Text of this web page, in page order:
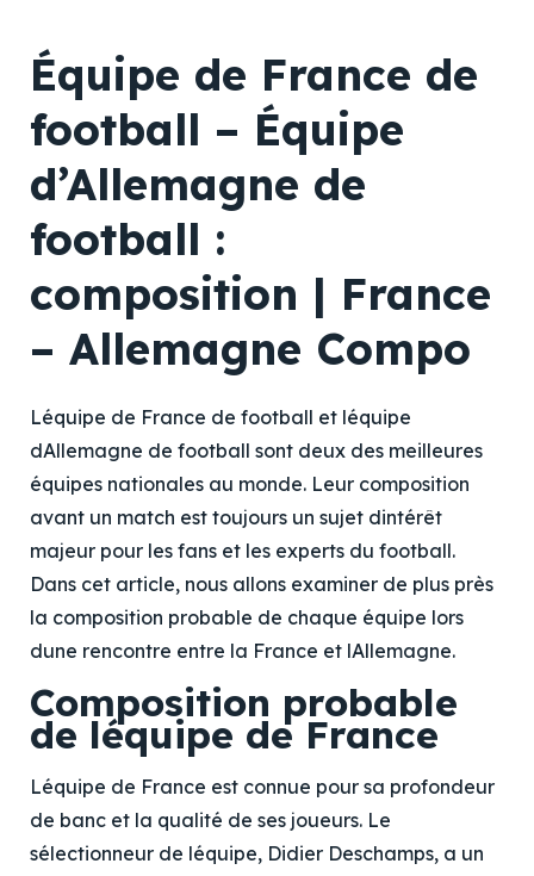
Équipe de France de
football – Équipe
d’Allemagne de
football :
composition | France
– Allemagne Compo
Léquipe de France de football et léquipe
dAllemagne de football sont deux des meilleures
équipes nationales au monde. Leur composition
avant un match est toujours un sujet dintérêt
majeur pour les fans et les experts du football.
Dans cet article, nous allons examiner de plus près
la composition probable de chaque équipe lors
dune rencontre entre la France et lAllemagne.
Composition probable
de léquipe de France
Léquipe de France est connue pour sa profondeur
de banc et la qualité de ses joueurs. Le
sélectionneur de léquipe, Didier Deschamps, a un